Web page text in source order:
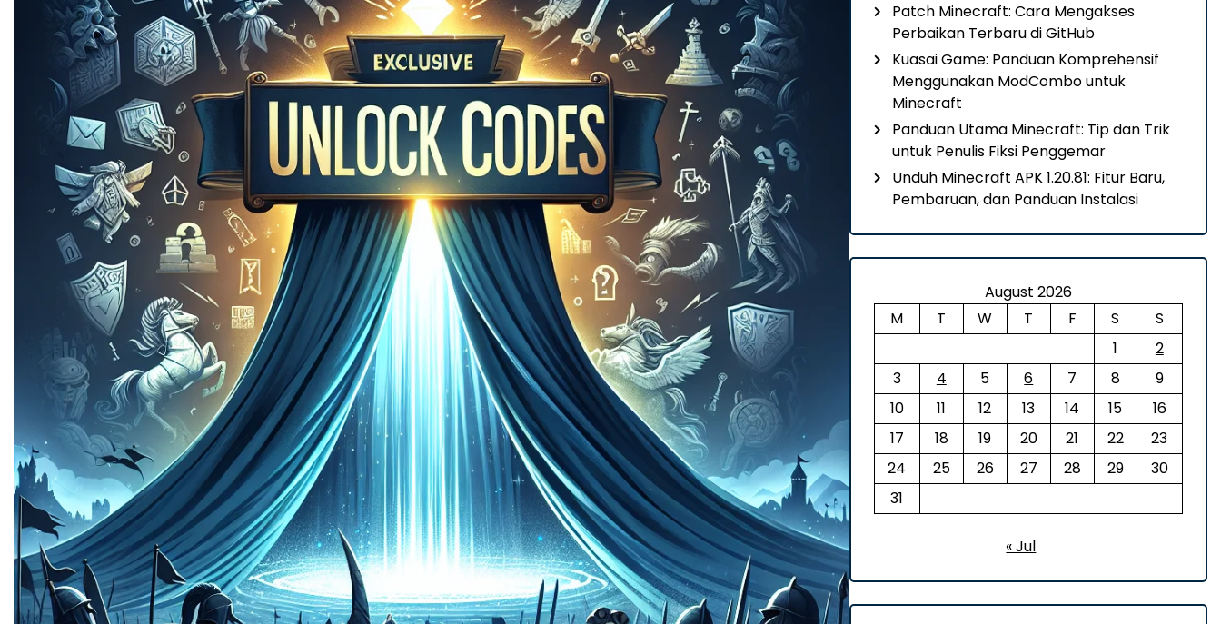
Patch Minecraft: Cara Mengakses
Perbaikan Terbaru di GitHub
Kuasai Game: Panduan Komprehensif
Menggunakan ModCombo untuk
Minecraft
Panduan Utama Minecraft: Tip dan Trik
untuk Penulis Fiksi Penggemar
Unduh Minecraft APK 1.20.81: Fitur Baru,
Pembaruan, dan Panduan Instalasi
August 2026
M
T W T F S
S
1
2
3
4 5 6 7 8
9
10
11 12 13 14 15
16
17
18 19 20 21 22
23
24
25 26 27 28 29
30
31
« Jul